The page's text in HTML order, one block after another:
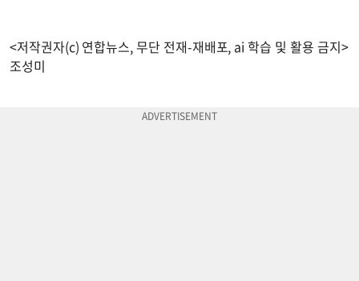
<저작권자(c) 연합뉴스, 무단 전재-재배포, ai 학습 및 활용 금지>
조성미